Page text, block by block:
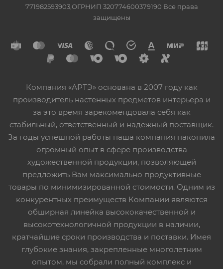
771982593903,ОГРНИП 320774600379190 Все права
защищены
Компания «АРТЭ» основана в 2007 году как
производитель настенных предметов интерьера и
за это время зарекомендовала себя как
стабильный, ответственный и надежный поставщик.
За годы успешной работы наша компания накопила
огромный опыт в сфере производства
художественной продукции, позволяющей
предложить Вам максимально продуктивные
товары по минимизированной стоимости. Одним из
конкурентных преимуществ Компании являются
обширная линейка высококачественной и
высокотехнологичной продукции в наличии,
кратчайшие сроки производства и поставки. Имея
глубокие знания, закрепленные многолетним
опытом, мы собрали полный комплекс и